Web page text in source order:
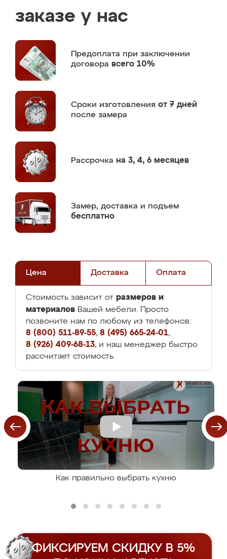
заказе у нас
Предоплата при заключении
договора всего 10%
Сроки изготовления от 7 дней
после замера
Рассрочка на 3, 4, 6 месяцев
Замер, доставка и подъем
бесплатно
Цена Доставка Оплата
Стоимость зависит от размеров и
материалов Вашей мебели. Просто
позвоните нам по любому из телефонов:
8 (800) 511-89-55, 8 (495) 665-24-01,
8 (926) 409-68-13, и наш менеджер быстро
рассчитает стоимость.
Как правильно выбрать кухню
ФИКСИРУЕМ СКИДКУ В 5%